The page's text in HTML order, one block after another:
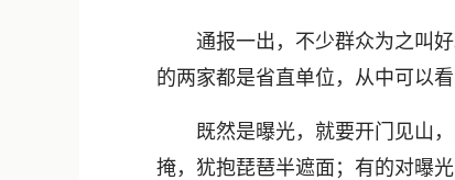
通报一出，不少群众为之叫好
的两家都是省直单位，从中可以
既然是曝光，就要开门见山，
掩，犹抱琵琶半遮面；有的对曝